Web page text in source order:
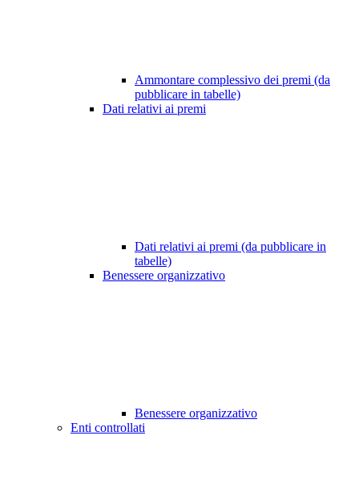
Ammontare complessivo dei premi (da
pubblicare in tabelle)
Dati relativi ai premi
Dati relativi ai premi (da pubblicare in
tabelle)
Benessere organizzativo
Benessere organizzativo
Enti controllati